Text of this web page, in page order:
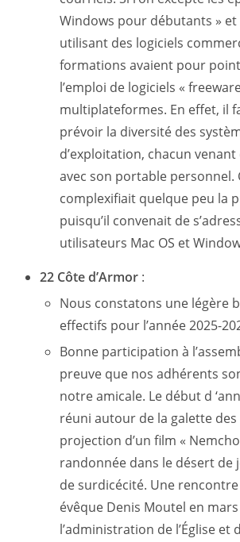
Windows pour débutants » et
utilisant des logiciels
formations avaient pour
l’emploi de logiciels «
multiplateformes. En effet, il
prévoir la diversité des
d’exploitation, chacun
avec son portable personnel.
complexifiait quelque peu la
puisqu’il convenait de
utilisateurs Mac OS et
22 Côte d’Armor :
Nous constatons une légère
effectifs pour l’année 2025-
Bonne participation à
preuve que nos adhérents
notre amicale. Le début d
réuni autour de la galette
projection d’un film «
randonnée dans le désert de
de surdicécité. Une
évêque Denis Moutel en
l’administration de l’Église et